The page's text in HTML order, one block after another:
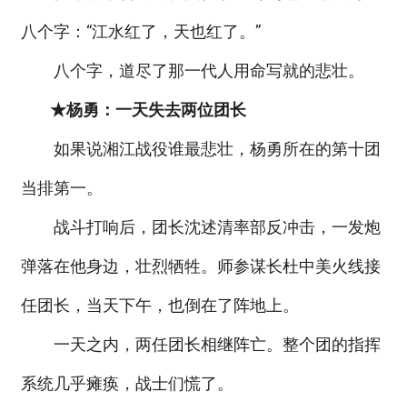
八个字：“江水红了，天也红了。”
八个字，道尽了那一代人用命写就的悲壮。
★杨勇：一天失去两位团长
如果说湘江战役谁最悲壮，杨勇所在的第十团
当排第一。
战斗打响后，团长沈述清率部反冲击，一发炮
弹落在他身边，壮烈牺牲。师参谋长杜中美火线接
任团长，当天下午，也倒在了阵地上。
一天之内，两任团长相继阵亡。整个团的指挥
系统几乎瘫痪，战士们慌了。